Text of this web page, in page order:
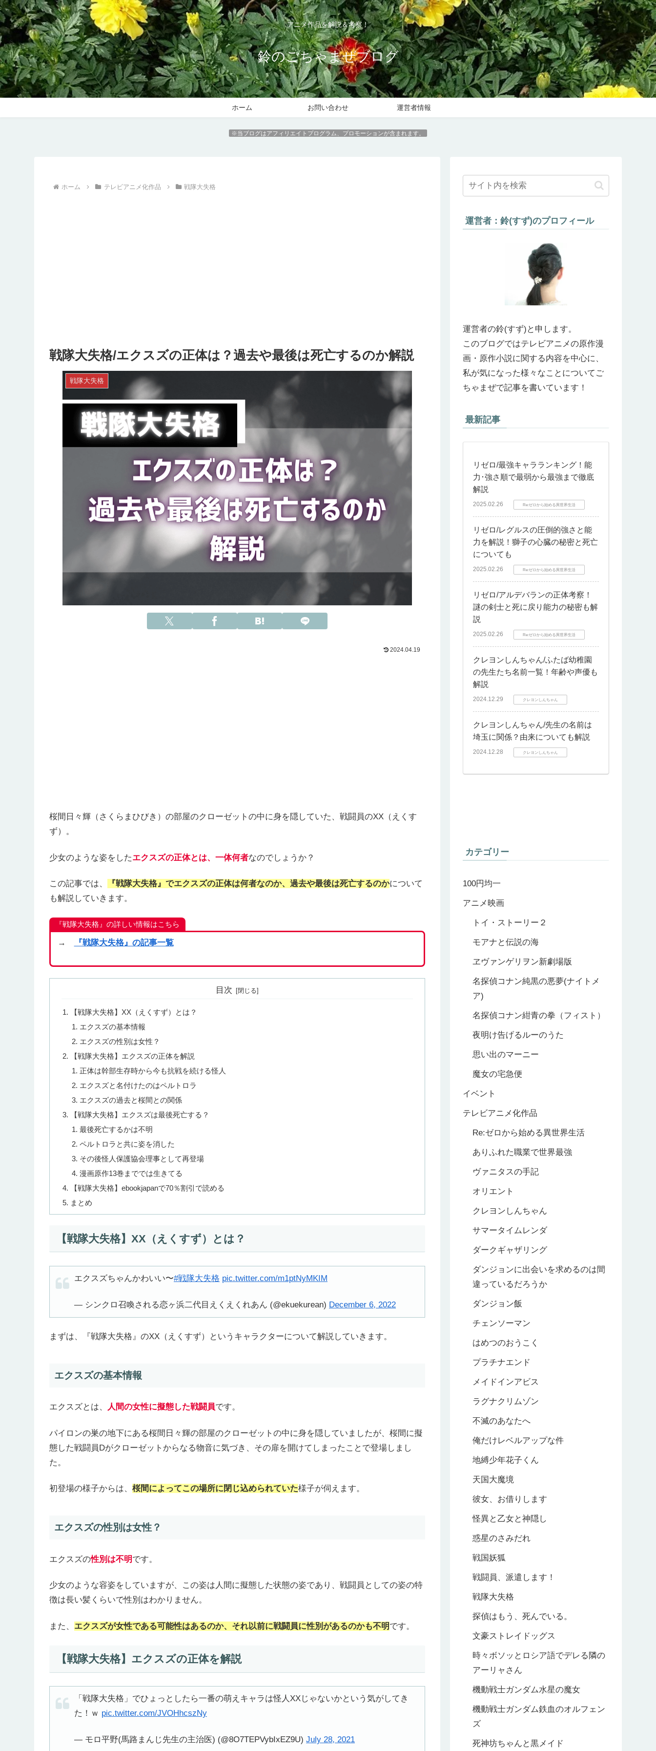
アニメ作品を解説＆考察！
鈴のごちゃまぜブログ
ホーム お問い合わせ 運営者情報
※当ブログはアフィリエイトプログラム、プロモーションが含まれます。
ホーム テレビアニメ化作品 戦隊大失格
戦隊大失格/エクスズの正体は？過去や最後は死亡するのか解説
戦隊大失格
2024.04.19
桜間日々輝（さくらまひびき）の部屋のクローゼットの中に身を隠していた、戦闘員のXX（えくす
ず）。
少女のような姿をしたエクスズの正体とは、一体何者なのでしょうか？
この記事では、 『戦隊大失格』でエクスズの正体は何者なのか、過去や最後は死亡するのかについて
も解説していきます。
『戦隊大失格』の詳しい情報はこちら
→ 『戦隊大失格』の記事一覧
目次
【戦隊大失格】XX（えくすず）とは？
エクスズの基本情報
エクスズの性別は女性？
【戦隊大失格】エクスズの正体を解説
正体は幹部生存時から今も抗戦を続ける怪人
エクスズと名付けたのはペルトロラ
エクスズの過去と桜間との関係
【戦隊大失格】エクスズは最後死亡する？
最後死亡するかは不明
ペルトロラと共に姿を消した
その後怪人保護協会理事として再登場
漫画原作13巻まででは生きてる
【戦隊大失格】ebookjapanで70％割引で読める
まとめ
【戦隊大失格】XX（えくすず）とは？
エクスズちゃんかわいい〜#戦隊大失格 pic.twitter.com/m1ptNyMKIM
— シンクロ召喚される恋ヶ浜二代目えくえくれあん (@ekuekurean) December 6, 2022
まずは、『戦隊大失格』のXX（えくすず）というキャラクターについて解説していきます。
エクスズの基本情報
エクスズとは、 人間の女性に擬態した戦闘員です。
パイロンの巣の地下にある桜間日々輝の部屋のクローゼットの中に身を隠していましたが、桜間に擬
態した戦闘員Dがクローゼットからなる物音に気づき、その扉を開けてしまったことで登場しまし
た。
初登場の様子からは、 桜間によってこの場所に閉じ込められていた様子が伺えます。
エクスズの性別は女性？
エクスズの性別は不明です。
少女のような容姿をしていますが、この姿は人間に擬態した状態の姿であり、戦闘員としての姿の特
徴は長い髪くらいで性別はわかりません。
また、 エクスズが女性である可能性はあるのか、それ以前に戦闘員に性別があるのかも不明です。
【戦隊大失格】エクスズの正体を解説
「戦隊大失格」でひょっとしたら一番の萌えキャラは怪人XXじゃないかという気がしてき
た！ｗ pic.twitter.com/JVOHhcszNy
— モロ平野(馬路まんじ先生の主治医) (@8O7TEPVybIxEZ9U) July 28, 2021
運営者：鈴(すず)のプロフィール
運営者の鈴(すず)と申します。
このブログではテレビアニメの原作漫
画・原作小説に関する内容を中心に、
私が気になった様々なことについてご
ちゃまぜで記事を書いています！
最新記事
リゼロ/最強キャラランキング！能
力･強さ順で最弱から最強まで徹底
解説
2025.02.26 Re:ゼロから始める異世界生活
リゼロ/レグルスの圧倒的強さと能
力を解説！獅子の心臓の秘密と死亡
についても
2025.02.26 Re:ゼロから始める異世界生活
リゼロ/アルデバランの正体考察！
謎の剣士と死に戻り能力の秘密も解
説
2025.02.26 Re:ゼロから始める異世界生活
クレヨンしんちゃん/ふたば幼稚園
の先生たち名前一覧！年齢や声優も
解説
2024.12.29 クレヨンしんちゃん
クレヨンしんちゃん/先生の名前は
埼玉に関係？由来についても解説
2024.12.28 クレヨンしんちゃん
カテゴリー
100円均一
アニメ映画
トイ・ストーリー２
モアナと伝説の海
ヱヴァンゲリヲン新劇場版
名探偵コナン純黒の悪夢(ナイトメ
ア)
名探偵コナン紺青の拳（フィスト）
夜明け告げるルーのうた
思い出のマーニー
魔女の宅急便
イベント
テレビアニメ化作品
Re:ゼロから始める異世界生活
ありふれた職業で世界最強
ヴァニタスの手記
オリエント
クレヨンしんちゃん
サマータイムレンダ
ダークギャザリング
ダンジョンに出会いを求めるのは間
違っているだろうか
ダンジョン飯
チェンソーマン
はめつのおうこく
プラチナエンド
メイドインアビス
ラグナクリムゾン
不滅のあなたへ
俺だけレベルアップな件
地縛少年花子くん
天国大魔境
彼女、お借りします
怪異と乙女と神隠し
惑星のさみだれ
戦国妖狐
戦闘員、派遣します！
戦隊大失格
探偵はもう、死んでいる。
文豪ストレイドッグス
時々ボソッとロシア語でデレる隣の
アーリャさん
機動戦士ガンダム水星の魔女
機動戦士ガンダム鉄血のオルフェン
ズ
死神坊ちゃんと黒メイド